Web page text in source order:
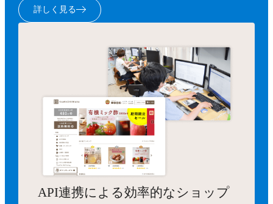
詳しく見る
API連携による効率的なショップ